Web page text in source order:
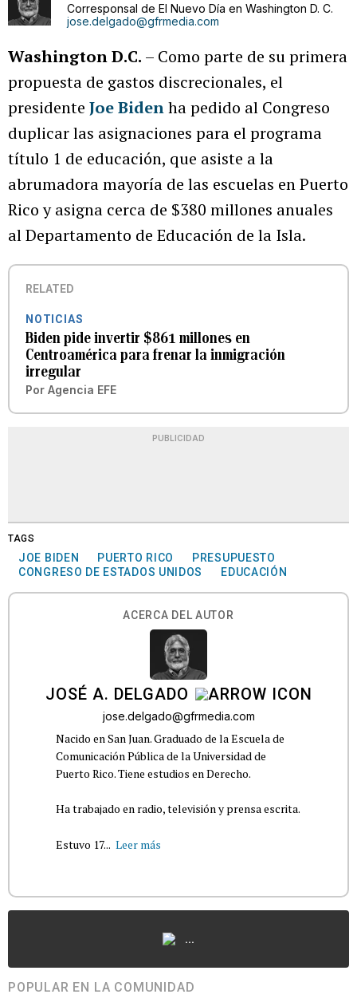
Corresponsal de El Nuevo Día en Washington D. C.
jose.delgado@gfrmedia.com
Washington D.C. – Como parte de su primera
propuesta de gastos discrecionales, el
presidente Joe Bidenha pedido al Congreso
duplicar las asignaciones para el programa
título 1 de educación, que asiste a la
abrumadora mayoría de las escuelas en Puerto
Rico y asigna cerca de $380 millones anuales
al Departamento de Educación de la Isla.
RELATED
NOTICIAS
Biden pide invertir $861 millones en
Centroamérica para frenar la inmigración
irregular
Por Agencia EFE
PUBLICIDAD
TAGS
JOE BIDEN PUERTO RICO
PRESUPUESTO
CONGRESO DE ESTADOS UNIDOS
EDUCACIÓN
ACERCA DEL AUTOR
JOSÉ A. DELGADO
jose.delgado@gfrmedia.com
Nacido en San Juan. Graduado de la Escuela de
Comunicación Pública de la Universidad de
Puerto Rico. Tiene estudios en Derecho.
Ha trabajado en radio, televisión y prensa escrita.
Estuvo 17... Leer más
...
POPULAR EN LA COMUNIDAD